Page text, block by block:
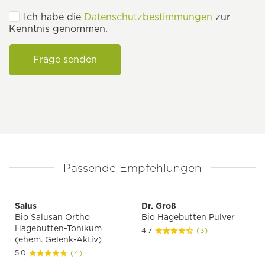
Ich habe die Datenschutzbestimmungen zur
Kenntnis genommen.
Frage senden
Passende Empfehlungen
Salus
Bio Salusan Ortho
Hagebutten-Tonikum
(ehem. Gelenk-Aktiv)
5.0 (4)
Dr. Groß
Bio Hagebutten Pulver
4.7 (3)